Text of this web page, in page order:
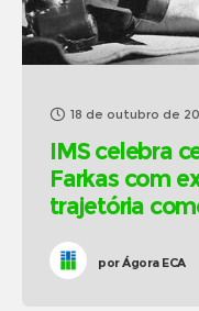
18 de outubro de
IMS celebra
Farkas com
trajetória
porÁgora ECA